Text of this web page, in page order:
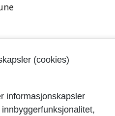
(cookies)
informasjonskapsler